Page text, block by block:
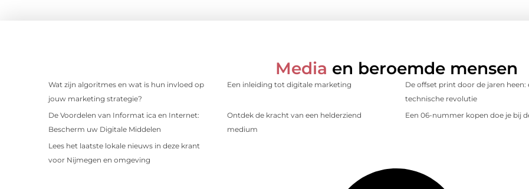
Media en beroemde mensen
Wat zijn algoritmes en wat is hun invloed op
jouw marketing strategie?
Een inleiding tot digitale marketing
De offset print door de jaren heen:
technische revolutie
De Voordelen van Informat ica en Internet:
Bescherm uw Digitale Middelen
Ontdek de kracht van een helderziend
medium
Een 06-nummer kopen doe je bij
Lees het laatste lokale nieuws in deze krant
voor Nijmegen en omgeving